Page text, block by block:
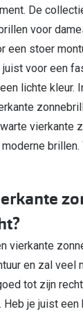
De
voor
een stoer
voor een
lichte kleur.
vierkante
vierkante
en zal veel
tot zijn
je juist een